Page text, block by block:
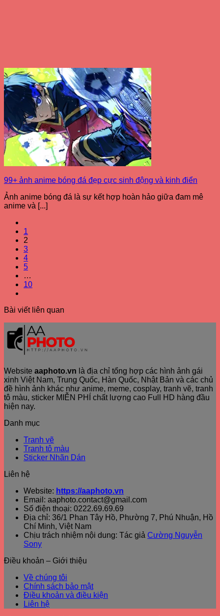
99+ ảnh anime bóng đá đẹp cực sinh động và kinh điển
Ảnh anime bóng đá là sự kết hợp hoàn hảo giữa đam mê
anime và [...]
1
2
3
4
5
…
10
Bài viết liên quan
Website aaphoto.vn là địa chỉ tổng hợp các hình ảnh gái
xinh Việt Nam, Trung Quốc, Hàn Quốc, Nhật Bản và các chủ
đề hình ảnh khác như anime, meme, cosplay, tranh vẽ, tranh
tô màu, sticker MIỄN PHÍ chất lượng cao Full HD hàng đầu
hiện nay.
Danh mục
Tranh vẽ
Tranh tô màu
Sticker Nhãn Dán
Liên hệ
Website: https://aaphoto.vn
Email: aaphoto.contact@gmail.com
Số điện thoại: 0222.69.69.69
Địa chỉ: 36/1 Phan Tây Hồ, Phường 7, Phú Nhuận, Hồ
Chí Minh, Việt Nam
Chịu trách nhiệm nội dung: Tác giả Cường Nguyễn
Sony
Điều khoản – Giới thiệu
Về chúng tôi
Chính sách bảo mật
Điều khoản và điều kiện
Liên hệ